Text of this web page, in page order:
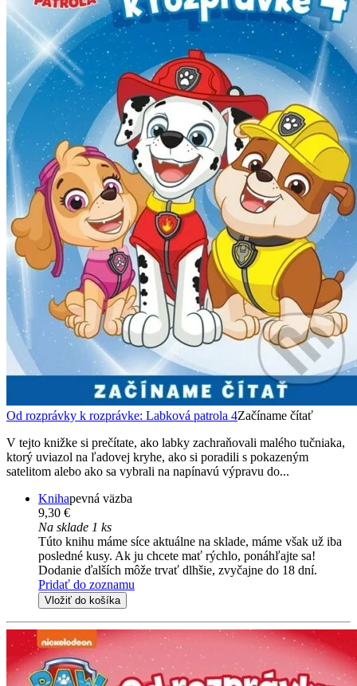
Od rozprávky k rozprávke: Labková patrola 4Začíname čítať
V tejto knižke si prečítate, ako labky zachraňovali malého tučniaka,
ktorý uviazol na ľadovej kryhe, ako si poradili s pokazeným
satelitom alebo ako sa vybrali na napínavú výpravu do...
Knihapevná väzba
9,30 €
Na sklade 1 ks
Túto knihu máme síce aktuálne na sklade, máme však už iba
posledné kusy. Ak ju chcete mať rýchlo, ponáhľajte sa!
Dodanie ďalších môže trvať dlhšie, zvyčajne do 18 dní.
Pridať do zoznamu
Vložiť do košíka